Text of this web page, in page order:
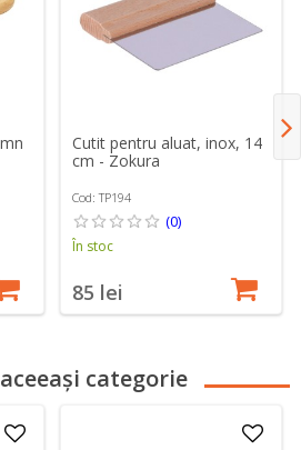
Cutit pentru aluat, inox, 14
cm - Zokura
Cod: TP194
(0)
În stoc
85 lei
categorie